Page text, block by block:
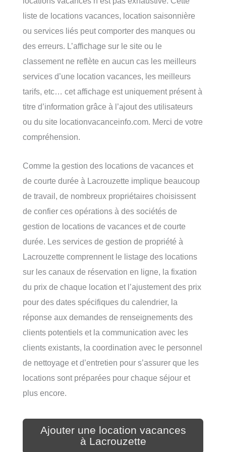
liste de locations vacances, location saisonnière
ou services liés peut comporter des manques ou
des erreurs. L’affichage sur le site ou le
classement ne reflète en aucun cas les meilleurs
services d’une location vacances, les meilleurs
tarifs, etc… cet affichage est uniquement présent à
titre d’information grâce à l’ajout des utilisateurs
ou du site locationvacanceinfo.com. Merci de votre
compréhension.
Comme la gestion des locations de vacances et
de courte durée à Lacrouzette implique beaucoup
de travail, de nombreux propriétaires choisissent
de confier ces opérations à des sociétés de
gestion de locations de vacances et de courte
durée. Les services de gestion de propriété à
Lacrouzette comprennent le listage des locations
sur les canaux de réservation en ligne, la fixation
du prix de chaque location et l’ajustement des prix
pour des dates spécifiques du calendrier, la
réponse aux demandes de renseignements des
clients potentiels et la communication avec les
clients existants, la coordination avec le personnel
de nettoyage et d’entretien pour s’assurer que les
locations sont préparées pour chaque séjour et
plus encore.
Ajouter une location vacances
à Lacrouzette